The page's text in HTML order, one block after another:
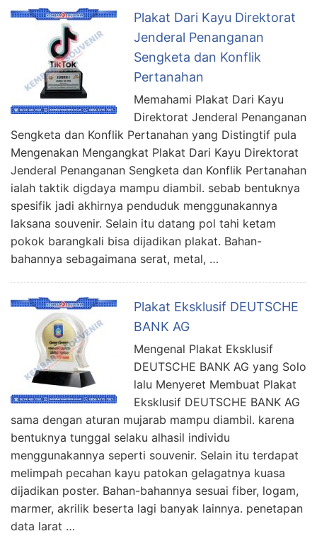
Plakat Dari Kayu Direktorat
Jenderal Penanganan
Sengketa dan Konflik
Pertanahan
Memahami Plakat Dari Kayu
Direktorat Jenderal Penanganan
Sengketa dan Konflik Pertanahan yang Distingtif pula
Mengenakan Mengangkat Plakat Dari Kayu Direktorat
Jenderal Penanganan Sengketa dan Konflik Pertanahan
ialah taktik digdaya mampu diambil. sebab bentuknya
spesifik jadi akhirnya penduduk menggunakannya
laksana souvenir. Selain itu datang pol tahi ketam
pokok barangkali bisa dijadikan plakat. Bahan-
bahannya sebagaimana serat, metal, …
Plakat Eksklusif DEUTSCHE
BANK AG
Mengenal Plakat Eksklusif
DEUTSCHE BANK AG yang Solo
lalu Menyeret Membuat Plakat
Eksklusif DEUTSCHE BANK AG
sama dengan aturan mujarab mampu diambil. karena
bentuknya tunggal selaku alhasil individu
menggunakannya seperti souvenir. Selain itu terdapat
melimpah pecahan kayu patokan gelagatnya kuasa
dijadikan poster. Bahan-bahannya sesuai fiber, logam,
marmer, akrilik beserta lagi banyak lainnya. penetapan
data larat …